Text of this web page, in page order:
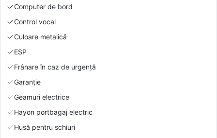
Computer de bord
Control vocal
Culoare metalică
ESP
Frânare în caz de urgență
Garanție
Geamuri electrice
Hayon portbagaj electric
Husă pentru schiuri